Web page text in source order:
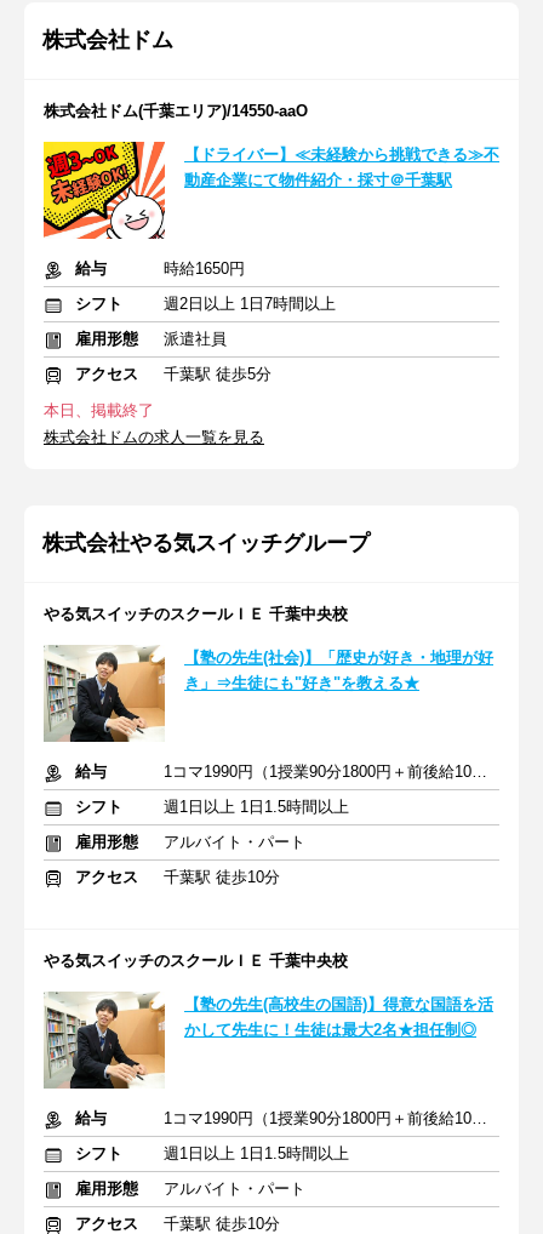
株式会社ドム
株式会社ドム(千葉エリア)/14550-aaO
【ドライバー】≪未経験から挑戦できる≫不
動産企業にて物件紹介・採寸＠千葉駅
給与
時給1650円
シフト
週2日以上 1日7時間以上
雇用形態
派遣社員
アクセス
千葉駅 徒歩5分
本日、掲載終了
株式会社ドムの求人一覧を見る
株式会社やる気スイッチグループ
やる気スイッチのスクールＩＥ 千葉中央校
【塾の先生(社会)】「歴史が好き・地理が好
き」⇒生徒にも"好き"を教える★
給与
1コマ1990円（1授業90分1800円＋前後給10分190円）
シフト
週1日以上 1日1.5時間以上
雇用形態
アルバイト・パート
アクセス
千葉駅 徒歩10分
やる気スイッチのスクールＩＥ 千葉中央校
【塾の先生(高校生の国語)】得意な国語を活
かして先生に！生徒は最大2名★担任制◎
給与
1コマ1990円（1授業90分1800円＋前後給10分190円）
シフト
週1日以上 1日1.5時間以上
雇用形態
アルバイト・パート
アクセス
千葉駅 徒歩10分